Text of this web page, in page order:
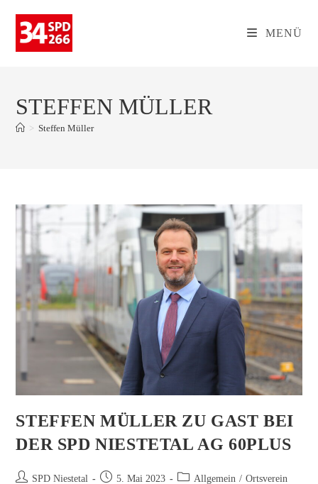
Inhalt
springen
MENÜ
STEFFEN MÜLLER
> Steffen Müller
STEFFEN MÜLLER ZU GAST BEI
DER SPD NIESTETAL AG 60PLUS
Beitrags-SPD Niestetal
Beitrag5. Mai 2023
Beitrags-
Allgemein / Ortsverein